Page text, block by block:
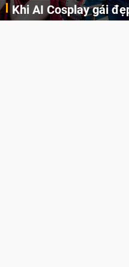
Khi AI Cosplay gái